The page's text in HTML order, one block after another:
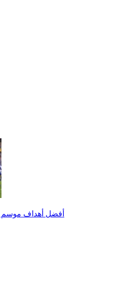
أفضل أهداف موسم 2011-2012 - الجزء الأول